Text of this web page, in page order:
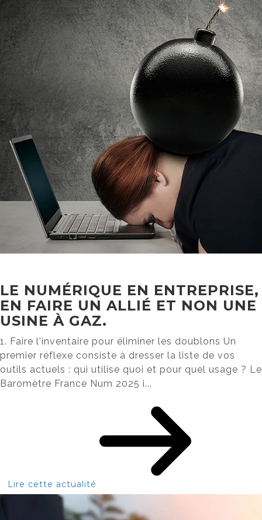
LE NUMÉRIQUE EN ENTREPRISE,
EN FAIRE UN ALLIÉ ET NON UNE
USINE À GAZ.
1. Faire l'inventaire pour éliminer les doublons Un
premier réflexe consiste à dresser la liste de vos
outils actuels : qui utilise quoi et pour quel usage ? Le
Baromètre France Num 2025 i...
Lire cette actualité